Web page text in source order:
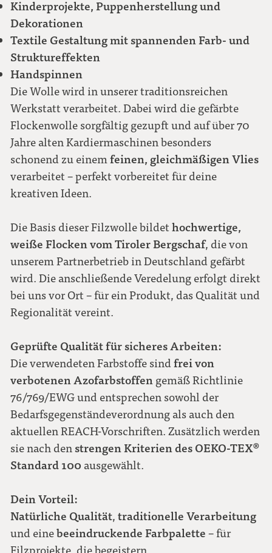
Kinderprojekte, Puppenherstellung und
Dekorationen
Textile Gestaltung mit spannenden Farb- und
Struktureffekten
Handspinnen
Die Wolle wird in unserer traditionsreichen
Werkstatt verarbeitet. Dabei wird die gefärbte
Flockenwolle sorgfältig gezupft und auf über 70
Jahre alten Kardiermaschinen besonders
schonend zu einemfeinen, gleichmäßigen Vlies
verarbeitet – perfekt vorbereitet für deine
kreativen Ideen.
Die Basis dieser Filzwolle bildethochwertige,
weiße Flocken vom Tiroler Bergschaf, die von
unserem Partnerbetrieb in Deutschland gefärbt
wird. Die anschließende Veredelung erfolgt direkt
bei uns vor Ort – für ein Produkt, das Qualität und
Regionalität vereint.
Geprüfte Qualität für sicheres Arbeiten:
Die verwendeten Farbstoffe sindfrei von
verbotenen Azofarbstoffen gemäß Richtlinie
76/769/EWG und entsprechen sowohl der
Bedarfsgegenständeverordnung als auch den
aktuellen REACH-Vorschriften. Zusätzlich werden
sie nach denstrengen Kriterien des OEKO-TEX®
Standard 100 ausgewählt.
Dein Vorteil:
Natürliche Qualität,traditionelle Verarbeitung
und einebeeindruckende Farbpalette – für
Filzprojekte, die begeistern.